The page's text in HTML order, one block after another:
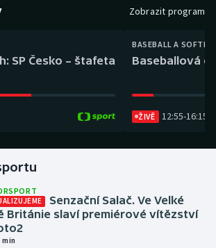
Zobrazit program
SP Česko – štafeta
BASEBALL A
Baseballová
ŽIVĚ 12:55-16:15
Senzační Salač. Ve Velké
Británie slaví premiérové vítězství
min